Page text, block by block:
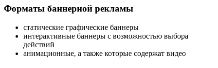
Форматы баннерной рекламы
статические графические баннеры
интерактивные баннеры с возможностью выбора
действий
анимационные, а также которые содержат видео